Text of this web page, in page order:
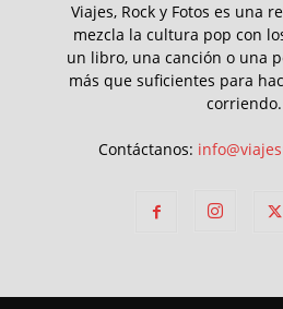
Viajes, Rock y Fotos es una
mezcla la cultura pop con
un libro, una canción o una
más que suficientes para
corriendo.
Contáctanos: